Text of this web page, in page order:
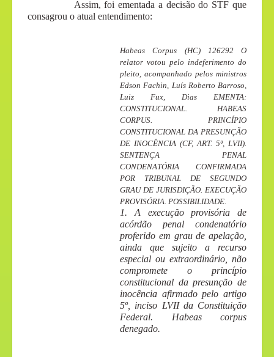
Assim, foi ementada a decisão do STF que
consagrou o atual entendimento:
Habeas Corpus (HC) 126292 O
relator votou pelo indeferimento do
pleito, acompanhado pelos ministros
Edson Fachin, Luís Roberto Barroso,
Luiz Fux, Dias EMENTA:
CONSTITUCIONAL. HABEAS
CORPUS. PRINCÍPIO
CONSTITUCIONAL DA PRESUNÇÃO
DE INOCÊNCIA (CF, ART. 5º, LVII).
SENTENÇA PENAL
CONDENATÓRIA CONFIRMADA
POR TRIBUNAL DE SEGUNDO
GRAU DE JURISDIÇÃO. EXECUÇÃO
PROVISÓRIA. POSSIBILIDADE.
1. A execução provisória de
acórdão penal condenatório
proferido em grau de apelação,
ainda que sujeito a recurso
especial ou extraordinário, não
compromete o princípio
constitucional da presunção de
inocência afirmado pelo artigo
5º, inciso LVII da Constituição
Federal. Habeas corpus
denegado.